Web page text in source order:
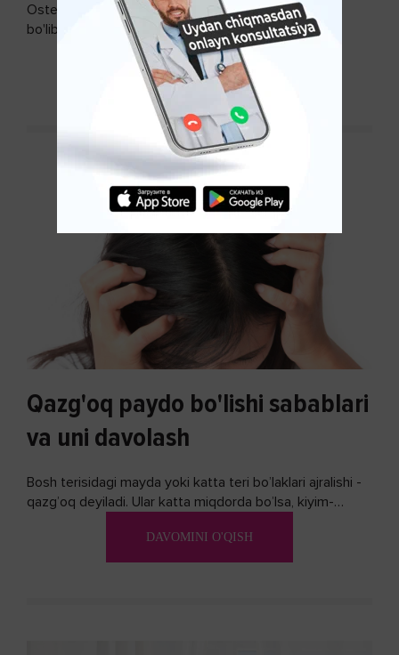
Osteoartroz - bo'g'imlarning keng tarqalgan kasalligi
bo'lib, so'ngi paytda osteoartroz kasalligi sonining
ko'payishi tendentsiyasi mavjud...
DAVOMINI O'QISH
Qazg'oq paydo bo'lishi sabablari
va uni davolash
Bosh terisidagi mayda yoki katta teri bo’laklari ajralishi -
qazg’oq deyiladi. Ular katta miqdorda bo’lsa, kiyim-
DAVOMINI O'QISH